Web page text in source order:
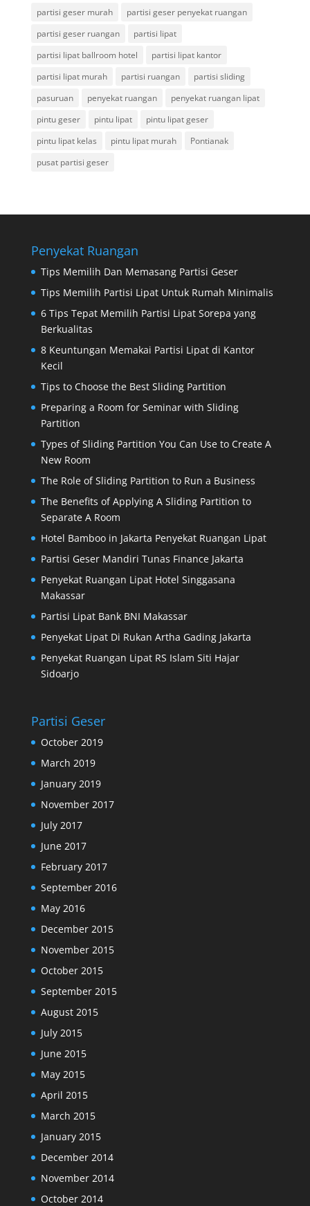
partisi geser murah
partisi geser penyekat ruangan
partisi geser ruangan
partisi lipat
partisi lipat ballroom hotel
partisi lipat kantor
partisi lipat murah
partisi ruangan
partisi sliding
pasuruan
penyekat ruangan
penyekat ruangan lipat
pintu geser
pintu lipat
pintu lipat geser
pintu lipat kelas
pintu lipat murah
Pontianak
pusat partisi geser
Penyekat Ruangan
Tips Memilih Dan Memasang Partisi Geser
Tips Memilih Partisi Lipat Untuk Rumah Minimalis
6 Tips Tepat Memilih Partisi Lipat Sorepa yang
Berkualitas
8 Keuntungan Memakai Partisi Lipat di Kantor
Kecil
Tips to Choose the Best Sliding Partition
Preparing a Room for Seminar with Sliding
Partition
Types of Sliding Partition You Can Use to Create A
New Room
The Role of Sliding Partition to Run a Business
The Benefits of Applying A Sliding Partition to
Separate A Room
Hotel Bamboo in Jakarta Penyekat Ruangan Lipat
Partisi Geser Mandiri Tunas Finance Jakarta
Penyekat Ruangan Lipat Hotel Singgasana
Makassar
Partisi Lipat Bank BNI Makassar
Penyekat Lipat Di Rukan Artha Gading Jakarta
Penyekat Ruangan Lipat RS Islam Siti Hajar
Sidoarjo
Partisi Geser
October 2019
March 2019
January 2019
November 2017
July 2017
June 2017
February 2017
September 2016
May 2016
December 2015
November 2015
October 2015
September 2015
August 2015
July 2015
June 2015
May 2015
April 2015
March 2015
January 2015
December 2014
November 2014
October 2014